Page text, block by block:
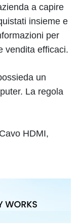
a capire
insieme e
per
vendita efficaci.
un
La regola
HDMI,